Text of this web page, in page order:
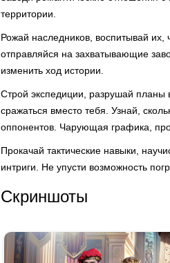
территории.
Рожай наследников, воспитывай их,
отправляйся на захватывающие
изменить ход истории.
Строй экспедиции, разрушай планы
сражаться вместо тебя. Узнай,
оппонентов. Чарующая графика,
Прокачай тактические навыки,
интриги. Не упусти возможность
Скриншоты